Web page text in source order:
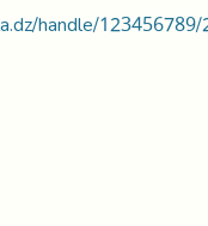
handle/